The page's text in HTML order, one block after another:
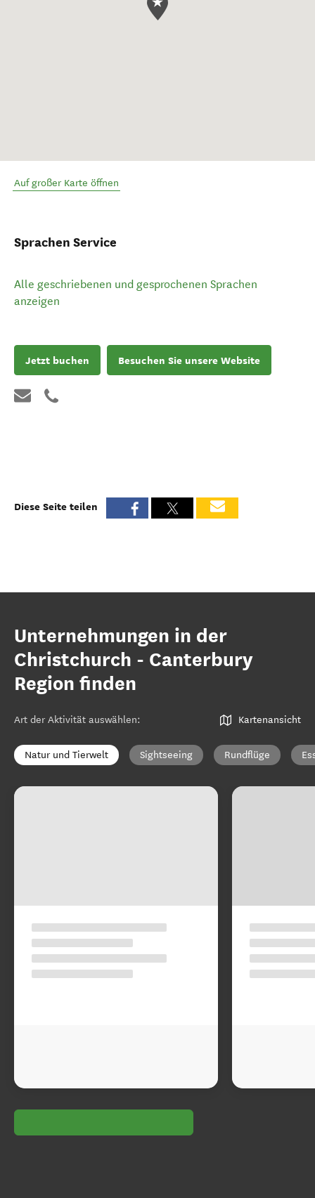
Auf großer Karte öffnen
Sprachen Service
Alle geschriebenen und gesprochenen Sprachen
anzeigen
Jetzt buchen Besuchen Sie unsere Website
Diese Seite teilen
Unternehmungen in der
Christchurch - Canterbury
Region finden
Art der Aktivität auswählen: Kartenansicht
Natur und Tierwelt Sightseeing Rundflüge